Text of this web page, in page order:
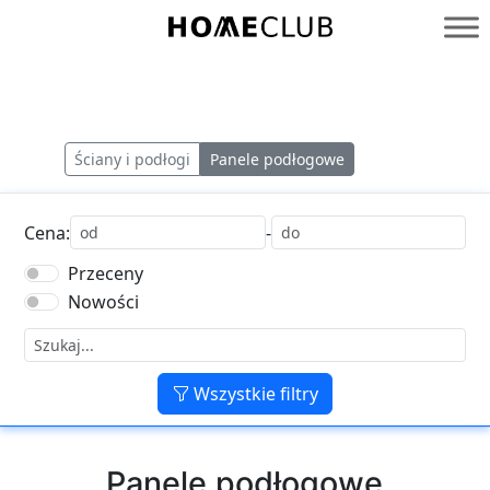
Homeclub
Ściany i podłogi Panele podłogowe
Cena:
-
Przeceny
Nowości
Wszystkie filtry